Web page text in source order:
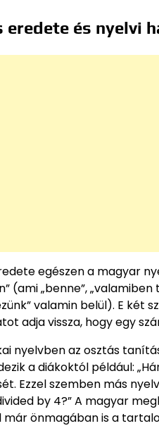
eredete és nyelvi
egészen a magyar
(ami „benne”,
valamin belül). E
adja vissza, hogy egy
nyelvben az osztás
a diákoktól például:
Ezzel szemben más
by 4?” A magyar
már önmagában is a